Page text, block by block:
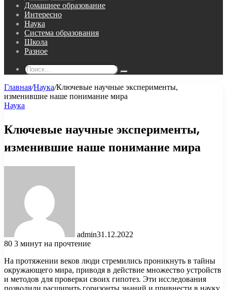
Домашнее образование
Интересно
Наука
Система образования
Школа
Разное
Поиск...
Главная/Наука/Ключевые научные эксперименты,
изменившие наше понимание мира
Наука
Ключевые научные эксперименты,
изменившие наше понимание мира
admin31.12.2022
80 3 минут на прочтение
На протяжении веков люди стремились проникнуть в тайны
окружающего мира, приводя в действие множество устройств
и методов для проверки своих гипотез. Эти исследования
позволили расширить горизонты знаний и привнести в науку